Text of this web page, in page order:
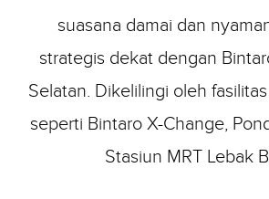
suasana damai dan
strategis dekat dengan
Selatan. Dikelilingi oleh
seperti Bintaro X-Change,
Stasiun MRT Lebak